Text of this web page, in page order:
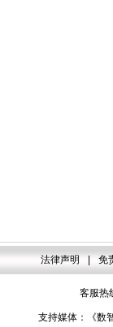
法律声明 免
客服热
支持媒体：《数